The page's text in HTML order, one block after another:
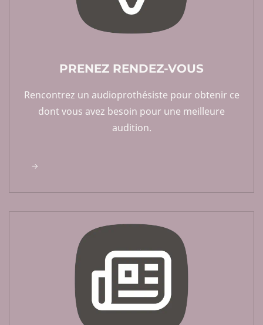
PRENEZ RENDEZ-VOUS
Rencontrez un audioprothésiste pour obtenir ce
dont vous avez besoin pour une meilleure
audition.